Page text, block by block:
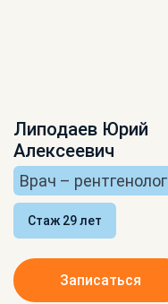
Липодаев Юрий
Алексеевич
Врач – рентгенолог
Стаж 29 лет
Записаться